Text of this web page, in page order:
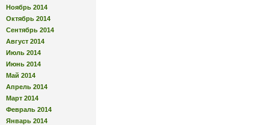
Ноябрь 2014
Октябрь 2014
Сентябрь 2014
Август 2014
Июль 2014
Июнь 2014
Май 2014
Апрель 2014
Март 2014
Февраль 2014
Январь 2014